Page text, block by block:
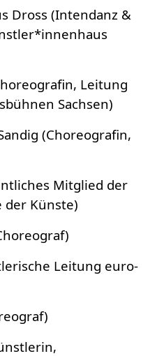
Dross (Intendanz &
Leitung
Sachsen)
(Choreografin,
Mitglied der
der Künste)
Leitung euro-